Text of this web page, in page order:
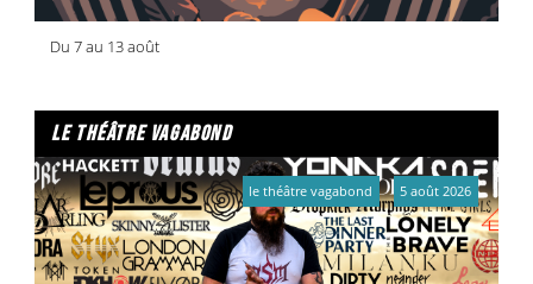
Du 7 au 13 août
le théâtre vagabond
le théâtre vagabond 5 août 2026